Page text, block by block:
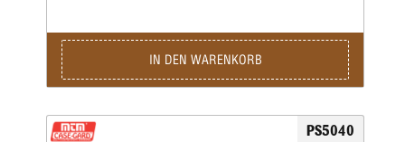
Unterseite jeder Box aufgeführt. Ladungsetikett im
Lieferumfang enthalten.IN DEN WARENKORB
PS5040